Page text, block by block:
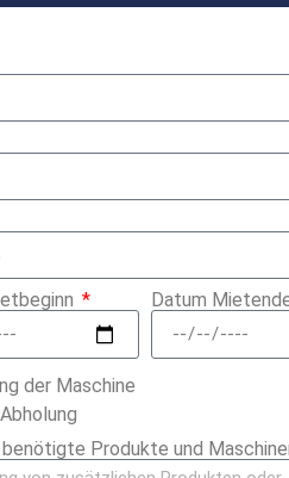
Datum
der Maschine
Produkte und